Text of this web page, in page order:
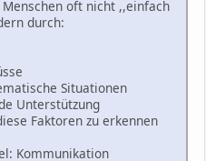
oft nicht ,,einfach
durch:
Situationen
Unterstützung
Faktoren zu erkennen
Kommunikation